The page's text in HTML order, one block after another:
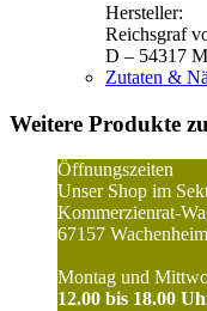
Hersteller:
Reichsgraf
D – 54317
Zutaten &
Weitere Produkte
Öffnungszeiten
Unser Shop im
Kommerzienrat-
67157 Wachenheim
Montag und
12.00 bis 18.00